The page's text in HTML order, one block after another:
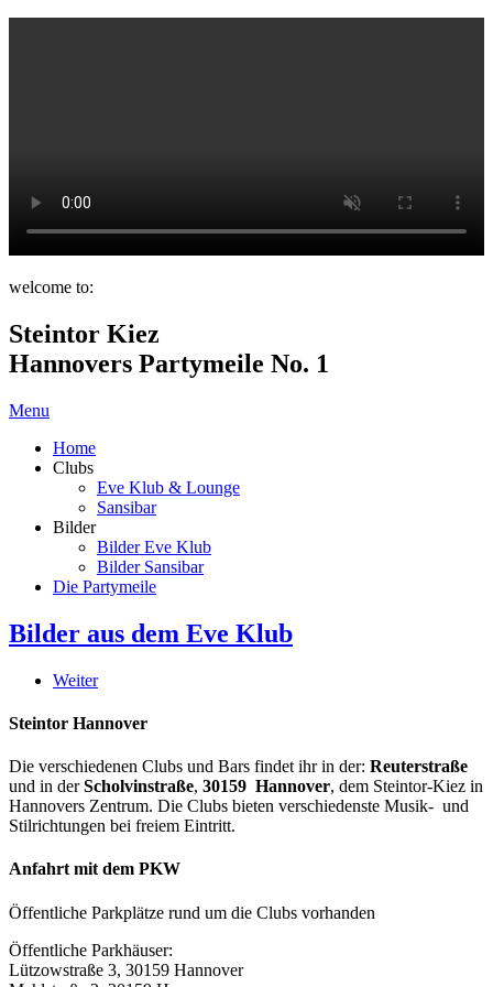
welcome to:
Steintor Kiez
Hannovers Partymeile No. 1
Menu
Home
Clubs
Eve Klub & Lounge
Sansibar
Bilder
Bilder Eve Klub
Bilder Sansibar
Die Partymeile
Bilder aus dem Eve Klub
Weiter
Steintor Hannover
Die verschiedenen Clubs und Bars findet ihr in der: Reuterstraße
und in derScholvinstraße, 30159 Hannover, dem Steintor-Kiez in
Hannovers Zentrum. Die Clubs bieten verschiedenste Musik- und
Stilrichtungen bei freiem Eintritt.
Anfahrt mit dem PKW
Öffentliche Parkplätze rund um die Clubs vorhanden
Öffentliche Parkhäuser:
Lützowstraße 3, 30159 Hannover